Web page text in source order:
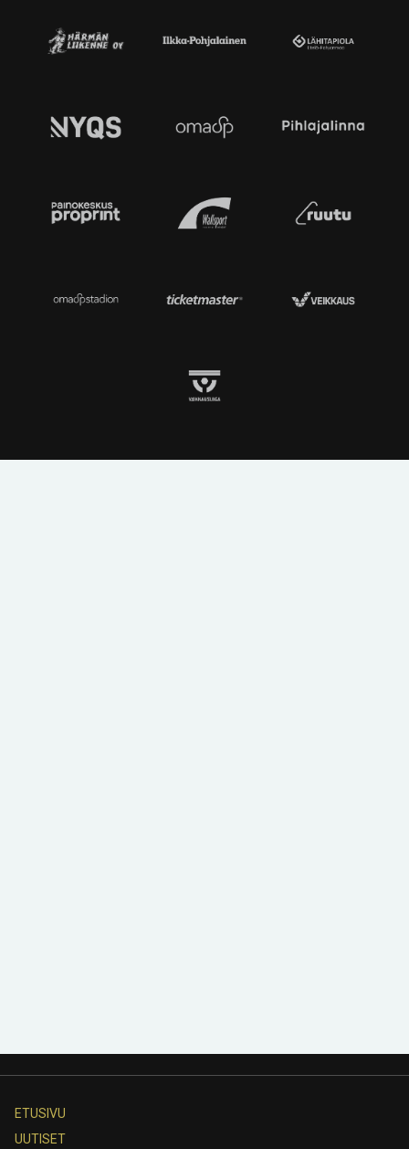
ETUSIVU
UUTISET